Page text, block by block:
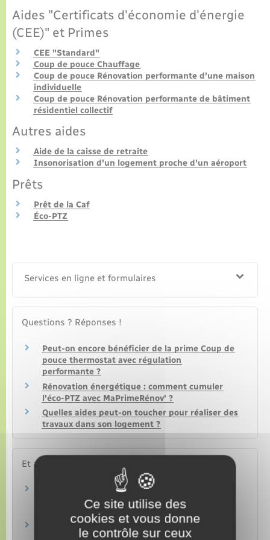
Aides "Certificats d'économie d'énergie
(CEE)" et Primes
CEE "Standard"
Coup de pouce Chauffage
Coup de pouce Rénovation performante d'une maison
individuelle
Coup de pouce Rénovation performante de bâtiment
résidentiel collectif
Autres aides
Aide de la caisse de retraite
Insonorisation d'un logement proche d'un aéroport
Prêts
Prêt de la Caf
Éco-PTZ
Services en ligne et formulaires
Questions ? Réponses !
Peut-on encore bénéficier de la prime Coup de
pouce thermostat avec régulation
performante ?
Rénovation énergétique : comment cumuler
l'éco-PTZ avec MaPrimeRénov' ?
Quelles aides peut-on toucher pour réaliser des
travaux dans son logement ?
Et aussi
Le crédit d'impôt pour la transition
énergétique (CITE) est-il encore accordé ?
Argent – Impôts – Consommation
Prêt épargne logement à partir d'un plan
épargne logement (PEL)
Ce site utilise des
cookies et vous donne
le contrôle sur ceux